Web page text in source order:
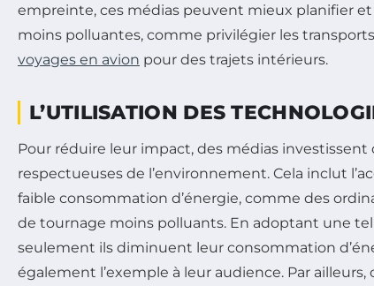
empreinte, ces médias peuvent mieux planifier
moins polluantes, comme privilégier les
voyages en avion pour des trajets intérieurs.
L’UTILISATION DES
Pour réduire leur impact, des médias
respectueuses de l’environnement. Cela inclut
faible consommation d’énergie, comme des
de tournage moins polluants. En adoptant une
seulement ils diminuent leur consommation
également l’exemple à leur audience. Par